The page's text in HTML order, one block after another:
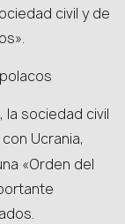
civil y de
sociedad civil
Ucrania,
«Orden del